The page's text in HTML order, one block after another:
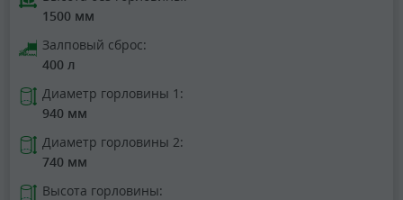
1500 мм
Залповый сброс:
400 л
Диаметр горловины 1:
940 мм
Диаметр горловины 2:
740 мм
Высота горловины: